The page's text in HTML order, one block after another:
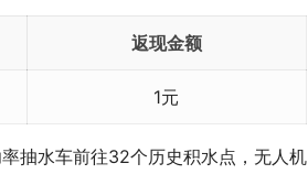
返现金额
1元
抽水车前往32个历史积水点，无人机